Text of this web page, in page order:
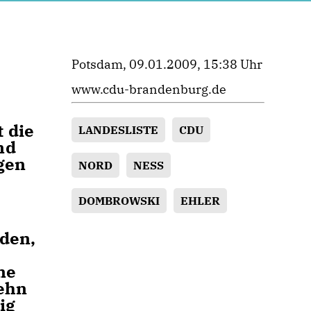
die
Potsdam, 09.01.2009, 15:38 Uhr
www.cdu-brandenburg.de
LANDESLISTE CDU
NORD NESS
DOMBROWSKI EHLER